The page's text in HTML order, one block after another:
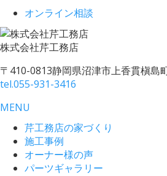
オンライン相談
株式会社芹工務店
〒410-0813静岡県沼津市上香貫槇島
tel.055-931-3416
MENU
芹工務店の家づくり
施工事例
オーナー様の声
パーツギャラリー